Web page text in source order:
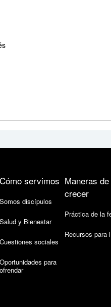
Cómo servimos
Somos discípulos
Salud y Bienestar
Cuestiones sociales
Oportunidades para
ofrendar
Maneras de
crecer
Práctica de la
Recursos para